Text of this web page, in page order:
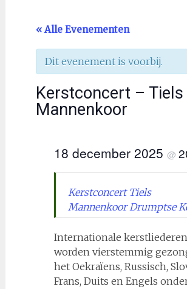
« Alle Evenementen
Dit evenement is voorbij.
Kerstconcert – Tiels
Mannenkoor
18 december 2025 @
Kerstconcert Tiels
Mannenkoor Drumptse
Internationale kerstliederen
worden vierstemmig
het Oekraïens, Russisch,
Frans, Duits en Engels